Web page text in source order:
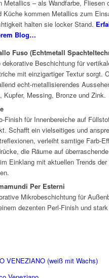
Metallics – als Wandfarbe,
Küche kommen Metallics zum
halten sie locker Stand.
Blog…
Fuso (Echtmetall
dekorative Beschichtung für
mit einzigartiger Textur sorgt.
echt-metallisierendes
Kupfer, Messing, Bronze und Zink.
Finish für Innenbereiche auf
Schafft ein vielseitiges und
verleiht samtige Farb-
die Räume auf
Einklang mit aktuellen Trends
Per Esterni
Mikrobeschichtung für
dezenten Perl-Finish und
VENEZIANO (weiß mit Wachs)